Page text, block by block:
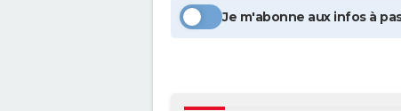
Je m'abonne aux infos à